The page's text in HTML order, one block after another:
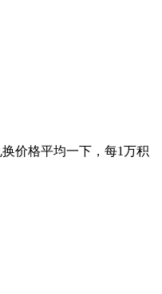
价格平均一下，每1万积